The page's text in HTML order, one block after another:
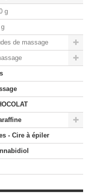
g
de massage
- Cire à épiler